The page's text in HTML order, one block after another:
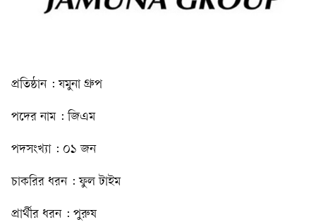
প্রতিষ্ঠান : যমুনা গ্রুপ
পদের নাম : জিএম
পদসংখ্যা : ০১ জন
চাকরির ধরন : ফুল টাইম
প্রার্থীর ধরন : পুরুষ